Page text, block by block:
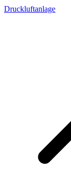
Druckluftanlage